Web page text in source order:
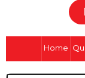
Home